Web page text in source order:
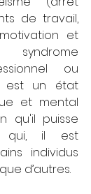
de travail,
et
ou
est un état
et mental
qu'il puisse
qui, il est
individus
d’autres.